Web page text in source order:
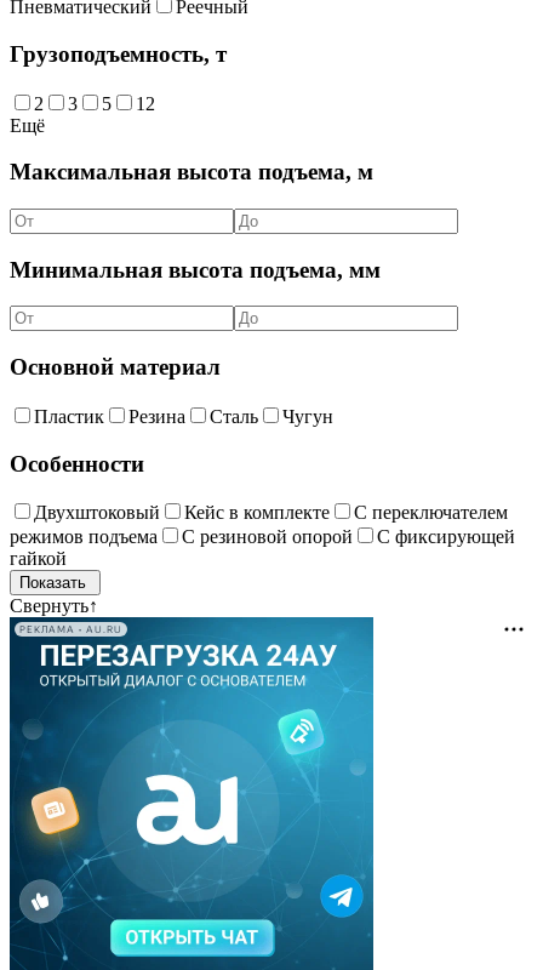
Пневматический
Реечный
Грузоподъемность, т
2 3 5
12
Ещё
Максимальная высота подъема, м
Минимальная высота подъема, мм
Основной материал
Пластик Резина Сталь Чугун
Особенности
Двухштоковый Кейс в комплекте
С переключателем
режимов подъема
С резиновой опорой
С фиксирующей
гайкой
Свернуть↑
РЕКЛАМА • AU.RU